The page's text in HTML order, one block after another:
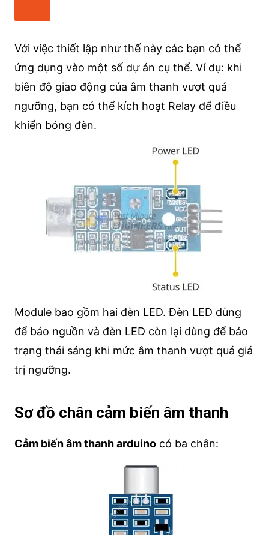
Với việc thiết lập như thế này các bạn có thể
ứng dụng vào một số dự án cụ thể. Ví dụ: khi
biên độ giao động của âm thanh vượt quá
ngưỡng, bạn có thể kích hoạt Relay để điều
khiển bóng đèn.
Module bao gồm hai đèn LED. Đèn LED dùng
để báo nguồn và đèn LED còn lại dùng để báo
trạng thái sáng khi mức âm thanh vượt quá giá
trị ngưỡng.
Sơ đồ chân cảm biến âm thanh
Cảm biến âm thanh arduinocó ba chân: